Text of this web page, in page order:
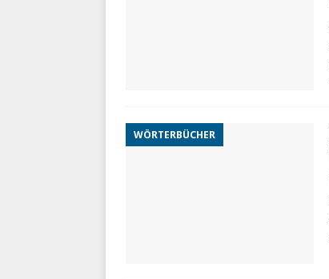
WÖRTERBÜCHER